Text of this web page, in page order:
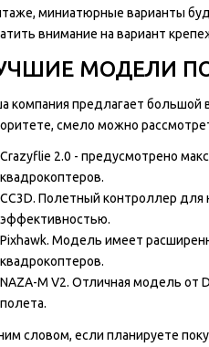
миниатюрные варианты
внимание на вариант
МОДЕЛИ
компания предлагает большой
смело можно
Crazyflie 2.0 - предусмотрено
квадрокоптеров.
CC3D. Полетный контроллер
эффективностью.
Pixhawk. Модель имеет
квадрокоптеров.
NAZA-M V2. Отличная модель от
полета.
словом, если планируете